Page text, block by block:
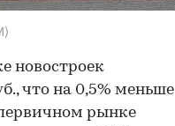
новостроек
что на 0,5% меньше
рынке